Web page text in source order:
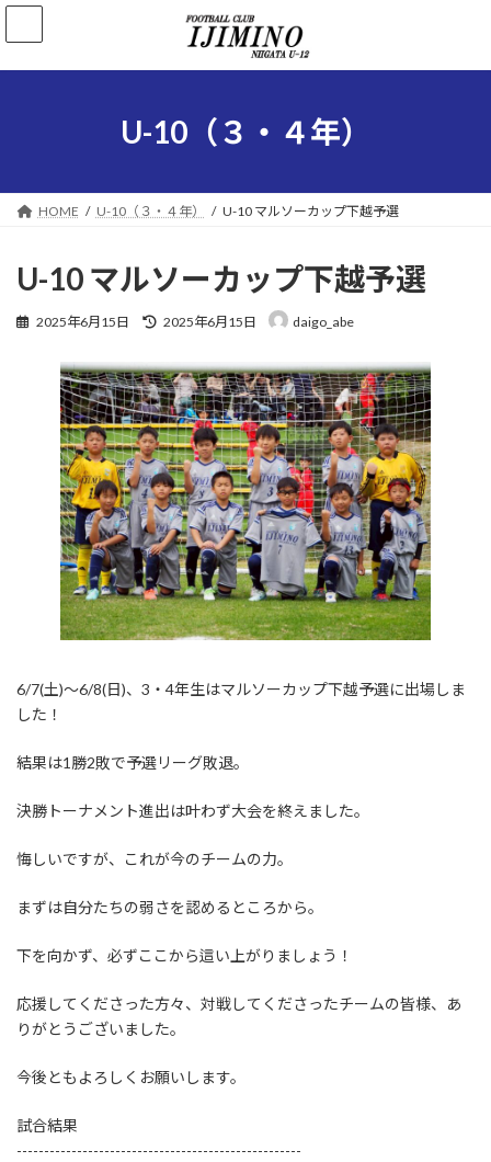
コ
ン
ナ
ー
U-10（３・４年）
HOME U-10（３・４年） U-10 マルソーカップ下越予選
U-10 マルソーカップ下越予選
2025年6月15日
最
新
日
時
:
2025年6月15日 daigo_abe
6/7(土)〜6/8(日)、3・4年生はマルソーカップ下越予選に出場しま
した！
結果は1勝2敗で予選リーグ敗退。
決勝トーナメント進出は叶わず大会を終えました。
悔しいですが、これが今のチームの力。
まずは自分たちの弱さを認めるところから。
下を向かず、必ずここから這い上がりましょう！
応援してくださった方々、対戦してくださったチームの皆様、あ
りがとうございました。
今後ともよろしくお願いします。
試合結果
----------------------------------------------------